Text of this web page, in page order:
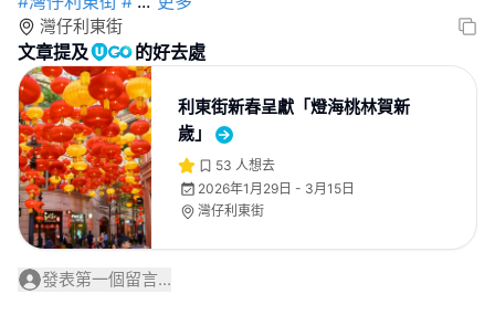
灣仔利東街
文章提及 的好去處
利東街新春呈獻「燈海桃林賀新
歲」
53 人想去
2026年1月29日 - 3月15日
灣仔利東街
發表第一個留言...